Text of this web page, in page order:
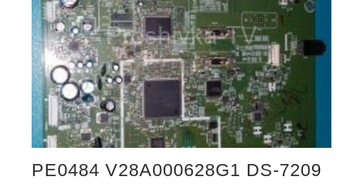
PE0484 V28A000628G1 DS-7209